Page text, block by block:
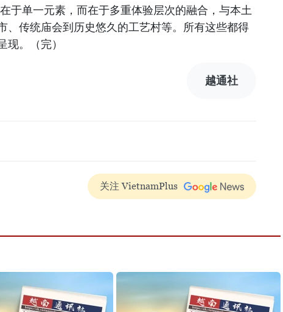
于单一元素，而在于多重体验层次的融合，与本土
、传统庙会到历史悠久的工艺村等。所有这些都得
。（完）
越通社
关注 VietnamPlus